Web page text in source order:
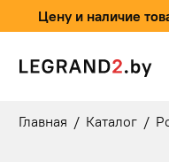
Цену и наличие
Главная / Каталог /